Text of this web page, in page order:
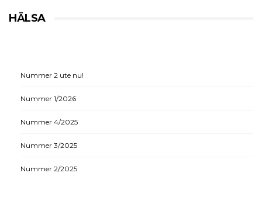
HÄLSA
Nummer 2 ute nu!
Nummer 1/2026
Nummer 4/2025
Nummer 3/2025
Nummer 2/2025